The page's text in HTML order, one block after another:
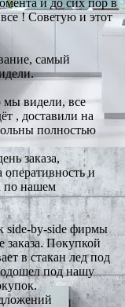
! Советую и этот
самый
мы видели, все
, доставили на
полностью
заказа,
и
по нашем
side-by-side фирмы
заказа. Покупкой
в стакан лед под
под нашу